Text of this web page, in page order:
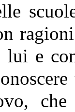
lui e
che